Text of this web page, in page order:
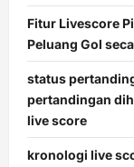
Fitur Livescore
Peluang Gol
status
pertandingan
live score
kronologi live